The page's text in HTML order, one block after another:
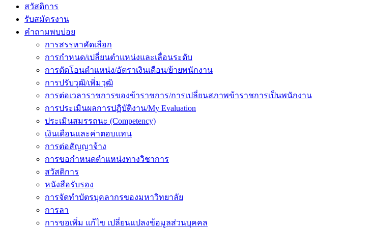
สวัสดิการ
รับสมัครงาน
คำถามพบบ่อย
การสรรหาคัดเลือก
การกำหนด/เปลี่ยนตำแหน่งและเลื่อนระดับ
การตัดโอนตำแหน่ง/อัตราเงินเดือน/ย้ายพนักงาน
การปรับวุฒิ/เพิ่มวุฒิ
การต่อเวลาราชการของข้าราชการ/การเปลี่ยนสภาพข้าราชการเป็นพนักงาน
การประเมินผลการปฏิบัติงาน/My Evaluation
ประเมินสมรรถนะ (Competency)
เงินเดือนและค่าตอบแทน
การต่อสัญญาจ้าง
การขอกำหนดตำแหน่งทางวิชาการ
สวัสดิการ
หนังสือรับรอง
การจัดทำบัตรบุคลากรของมหาวิทยาลัย
การลา
การขอเพิ่ม แก้ไข เปลี่ยนแปลงข้อมูลส่วนบุคคล